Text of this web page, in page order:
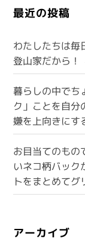
最近の投稿
わたしたちは毎
登山家だから！
暮らしの中でち
ク」ことを自分
嫌を上向きにす
お目当てのもの
いネコ柄バック
トをまとめて
アーカイブ